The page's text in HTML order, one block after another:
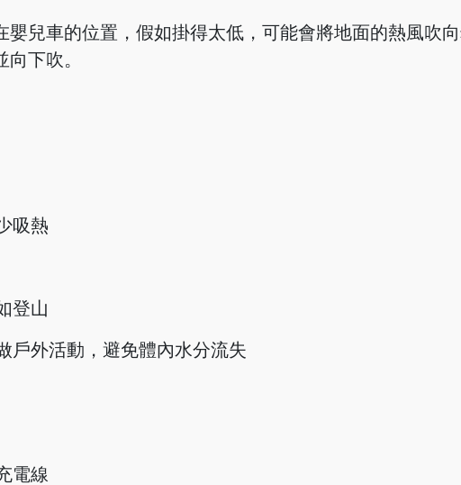
嬰兒車的位置，假如掛得太低，可能會將地面的熱風吹
下吹。
吸熱
登山
戶外活動，避免體內水分流失
電線